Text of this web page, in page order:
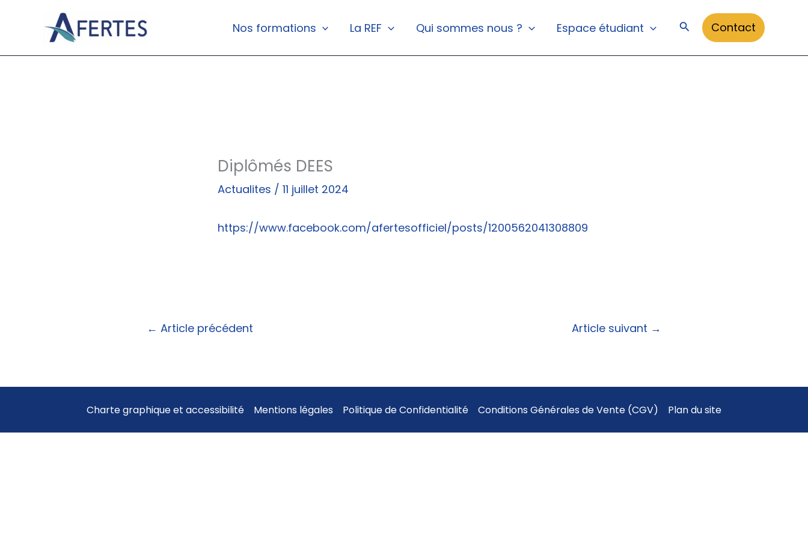
Nos formations La REF Qui sommes nous ? Espace étudiant Rechercher
Contact
Diplômés DEES
Actualites /11 juillet 2024
https://www.facebook.com/afertesofficiel/posts/1200562041308809
← Article précédent Article suivant →
Charte graphique et accessibilité Mentions légales Politique de Confidentialité Conditions Générales de Vente (CGV) Plan du site